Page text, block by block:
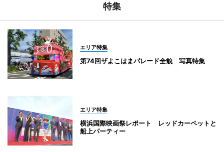
特集
エリア特集
第74回ザよこはまパレード全貌 写真特集
エリア特集
横浜国際映画祭レポート レッドカーペットと
船上パーティー